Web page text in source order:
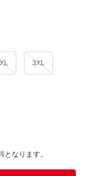
3XL
なります。